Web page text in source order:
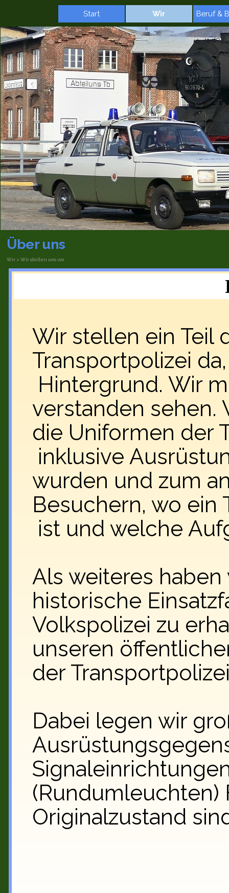
Direkt zum Seiteninhalt
Start
Wir ▼
Beruf &
Über uns
Wir > Wir stellen uns vor
Wir stellen ein Teil
Transportpolizei
Hintergrund. Wir
verstanden sehen.
die Uniformen der
inklusive
wurden und zum
Besuchern, wo ein
ist und welche
Als weiteres
historische
Volkspolizei zu
unseren
der
Dabei legen wir
(Rundumleuchten)
Originalzustand